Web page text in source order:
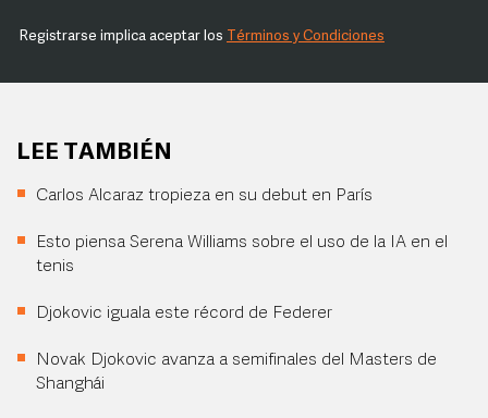
Registrarse implica aceptar los Términos y Condiciones
LEE TAMBIÉN
Carlos Alcaraz tropieza en su debut en París
Esto piensa Serena Williams sobre el uso de la IA en el
tenis
Djokovic iguala este récord de Federer
Novak Djokovic avanza a semifinales del Masters de
Shanghái